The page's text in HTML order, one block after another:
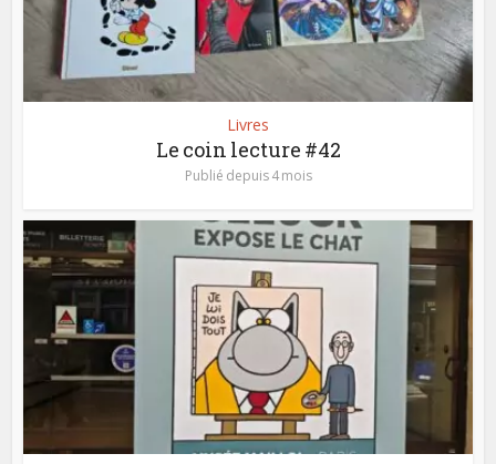
Livres
Le coin lecture #42
Publié depuis 4 mois